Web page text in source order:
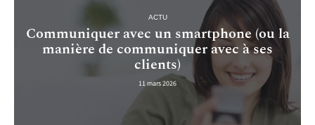
ACTU
Communiquer avec un smartphone (ou la
manière de communiquer avec à ses
clients)
11 mars 2026